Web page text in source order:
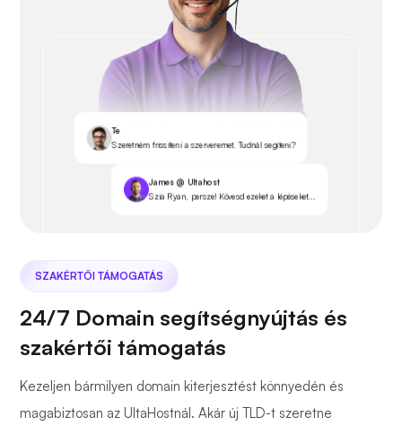
Te
Szeretném frissíteni a szerveremet. Tudnál segíteni?
James @ Ultahost
Szia Ryan, persze! Kövesd ezeket a lépéseket...
SZAKÉRTŐI TÁMOGATÁS
24/7 Domain segítségnyújtás és
szakértői támogatás
Kezeljen bármilyen domain kiterjesztést könnyedén és
magabiztosan az UltaHostnál. Akár új TLD-t szeretne